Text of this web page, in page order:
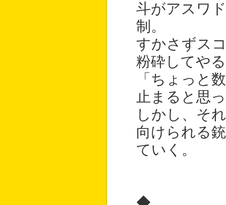
斗がアスワ
制。
すかさずス
粉砕してや
「ちょっと
止まると思
しかし、そ
向けられる
ていく。